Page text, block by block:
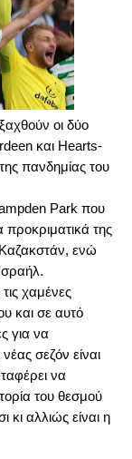
οι δύο
και Hearts-
πανδημίας του
Park που
προκριματικά της
ενώ
χαμένες
και σε αυτό
για να
σεζόν είναι
να
του θεσμού
κι αλλιώς είναι η